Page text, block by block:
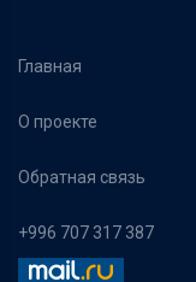
Главная
О проекте
Обратная связь
+996 707 317 387